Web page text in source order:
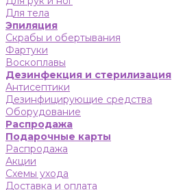
Для тела
Эпиляция
Скрабы и обертывания
Фартуки
Воскоплавы
Дезинфекция и стерилизация
Антисептики
Дезинфицирующие средства
Оборудование
Распродажа
Подарочные карты
Распродажа
Акции
Схемы ухода
Доставка и оплата